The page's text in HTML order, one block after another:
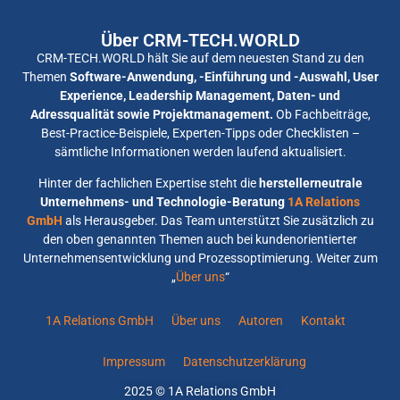
Über CRM-TECH.WORLD
CRM-TECH.WORLD hält Sie auf dem neuesten Stand zu den
Themen Software-Anwendung, -Einführung und -Auswahl, User
Experience, Leadership Management, Daten- und
Adressqualität sowie Projektmanagement. Ob Fachbeiträge,
Best-Practice-Beispiele, Experten-Tipps oder Checklisten –
sämtliche Informationen werden laufend aktualisiert.
Hinter der fachlichen Expertise steht die herstellerneutrale
Unternehmens- und Technologie-Beratung 1A Relations
GmbH als Herausgeber. Das Team unterstützt Sie zusätzlich zu
den oben genannten Themen auch bei kundenorientierter
Unternehmensentwicklung und Prozessoptimierung. Weiter zum
„Über uns“
1A Relations GmbH Über uns Autoren Kontakt
Impressum Datenschutzerklärung
2025 © 1A Relations GmbH